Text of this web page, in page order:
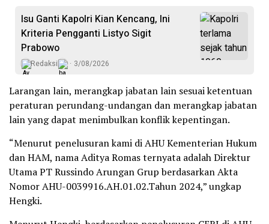
Isu Ganti Kapolri Kian Kencang, Ini
Kriteria Pengganti Listyo Sigit
Prabowo
Redaksi 3/08/2026
Larangan lain, merangkap jabatan lain sesuai ketentuan
peraturan perundang-undangan dan merangkap jabatan
lain yang dapat menimbulkan konflik kepentingan.
“Menurut penelusuran kami di AHU Kementerian Hukum
dan HAM, nama Aditya Romas ternyata adalah Direktur
Utama PT Russindo Arungan Grup berdasarkan Akta
Nomor AHU-0039916.AH.01.02.Tahun 2024,” ungkap
Hengki.